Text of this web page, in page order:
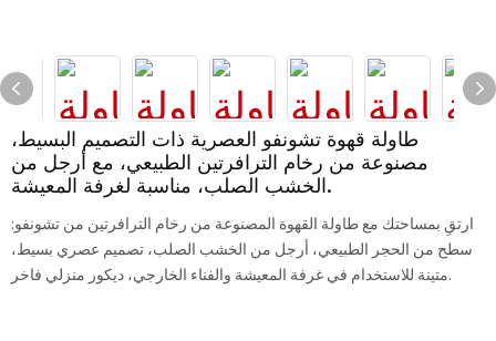
طاولة قهوة تشونفو العصرية ذات التصميم البسيط،
مصنوعة من رخام الترافرتين الطبيعي، مع أرجل من
الخشب الصلب، مناسبة لغرفة المعيشة.
ارتقِ بمساحتك مع طاولة القهوة المصنوعة من رخام الترافرتين من تشونفو:
سطح من الحجر الطبيعي، أرجل من الخشب الصلب، تصميم عصري بسيط،
متينة للاستخدام في غرفة المعيشة والفناء الخارجي، ديكور منزلي فاخر.